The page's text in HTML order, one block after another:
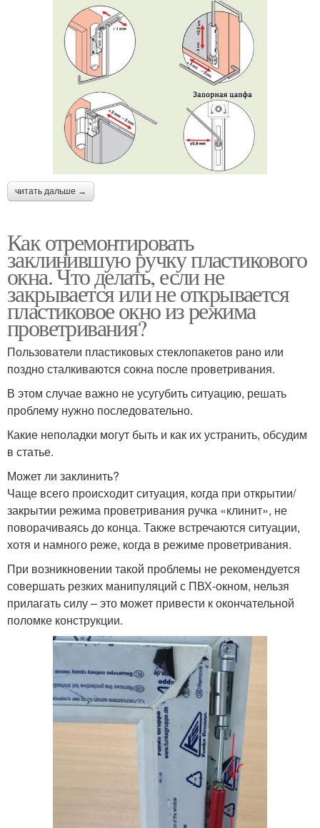
читать дальше →
Как отремонтировать
заклинившую ручку пластикового
окна. Что делать, если не
закрывается или не открывается
пластиковое окно из режима
проветривания?
Пользователи пластиковых стеклопакетов рано или
поздно сталкиваются сокна после проветривания.
В этом случае важно не усугубить ситуацию, решать
проблему нужно последовательно.
Какие неполадки могут быть и как их устранить, обсудим
в статье.
Может ли заклинить?
Чаще всего происходит ситуация, когда при открытии/
закрытии режима проветривания ручка «клинит», не
поворачиваясь до конца. Также встречаются ситуации,
хотя и намного реже, когда в режиме проветривания.
При возникновении такой проблемы не рекомендуется
совершать резких манипуляций с ПВХ-окном, нельзя
прилагать силу – это может привести к окончательной
поломке конструкции.